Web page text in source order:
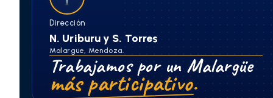
Dirección
N. Uriburu y S. Torres
Malargüe, Mendoza.
Trabajamos por un Malargüe
más participativo.